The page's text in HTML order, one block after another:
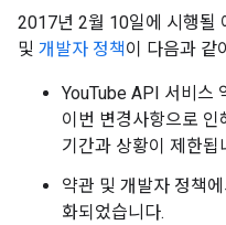
2017년 2월 10일에 시행될
및 개발자 정책 이 다음과 같
YouTube API 서비스
이번 변경사항으로
기간과 상황이 제한됩
약관 및 개발자 정책
화되었습니다.